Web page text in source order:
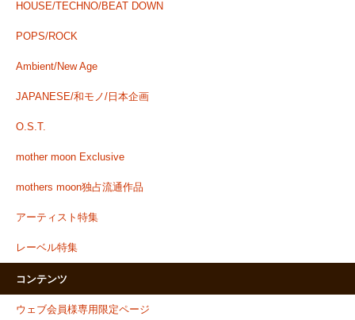
HOUSE/TECHNO/BEAT DOWN
POPS/ROCK
Ambient/New Age
JAPANESE/和モノ/日本企画
O.S.T.
mother moon Exclusive
mothers moon独占流通作品
アーティスト特集
レーベル特集
コンテンツ
ウェブ会員様専用限定ページ